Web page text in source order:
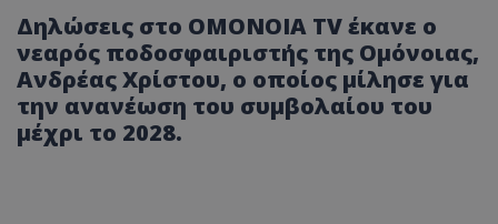
Δηλώσεις στο OMONOIA TV έκανε ο
νεαρός ποδοσφαιριστής της Ομόνοιας,
Ανδρέας Χρίστου, ο οποίος μίλησε για
την ανανέωση του συμβολαίου του
μέχρι το 2028.